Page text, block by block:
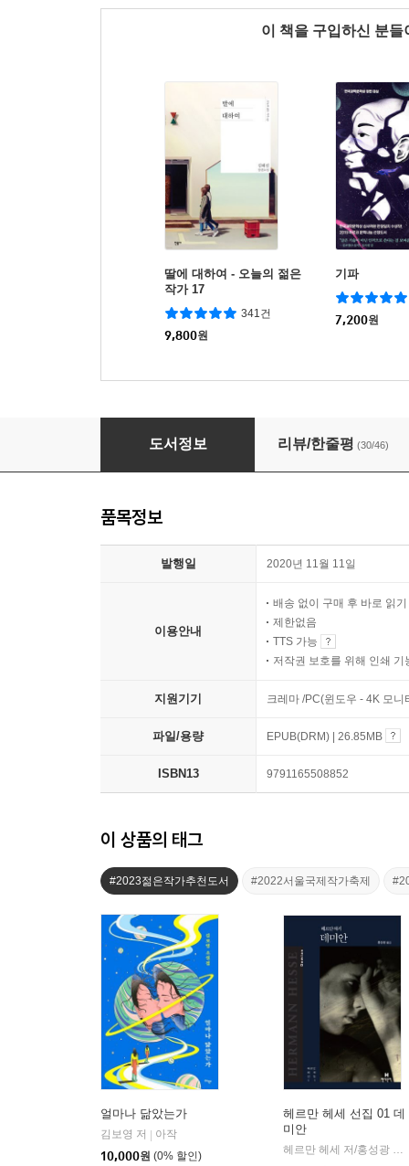
이 책을 구입하신 분
딸에 대하여 - 오늘의 젊은
작가 17
341건
9,800원
기파
7,200원
얼마나 닮았는가
도서정보 리뷰/한줄평 (30/46)
품목정보
발행일 2020년 11월 11일
이용안내
배송 없이 구매 후 바로 읽기
제한없음
TTS 가능
저작권 보호를 위해 인쇄 기
지원기기 크레마 /PC(윈도우 - 4K 모
파일/용량 EPUB(DRM) | 26.85MB
ISBN13 9791165508852
이 상품의 태그
#2023젊은작가추천도서 #2022서울국제작가축제
얼마나 닮았는가
김보영 저
아작
10,000원 (0% 할인)
헤르만 헤세 선집 01 데
미안
헤르만 헤세 저/홍성광 역